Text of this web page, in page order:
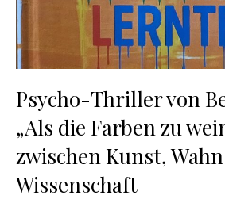
Psycho-Thriller von
„Als die Farben zu
zwischen Kunst,
Wissenschaft